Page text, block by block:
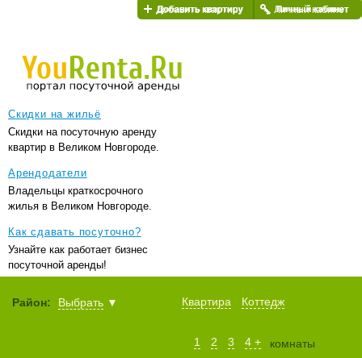
Личный кабинет
Добавить квартиру
Скидки на жильё
Скидки на посуточную аренду
квартир в Великом Новгороде.
Арендодатели
Владельцы краткосрочного
жилья в Великом Новгороде.
Как сдавать посуточно?
Узнайте как работает бизнес
посуточной аренды!
Район: Выбрать ▼ Квартира Коттедж
1 2 3 4 + комнаты